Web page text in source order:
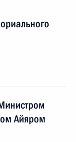
Айяром